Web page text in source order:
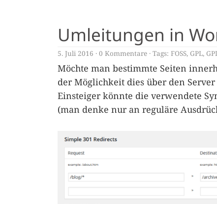
Umleitungen in
5. Juli 2016 0 Kommentare Tags: FOSS, GPL,
Möchte man bestimmte Seiten
der Möglichkeit dies über den
Einsteiger könnte die verwendete
(man denke nur an reguläre